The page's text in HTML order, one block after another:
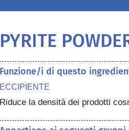
PYRITE
Funzione/i di questo
ECCIPIENTE
Riduce la densità dei prodotti